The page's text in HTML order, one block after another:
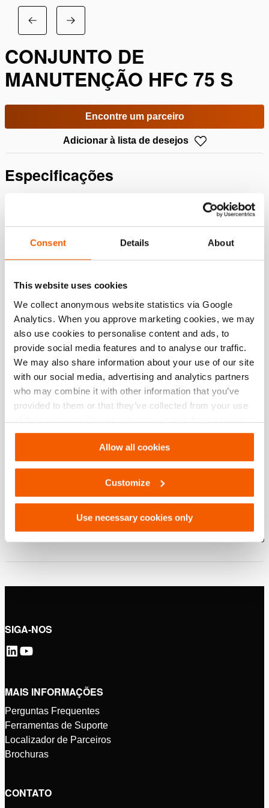
Consent Details About
This website uses cookies
We collect anonymous website statistics via Google
Analytics. When you approve marketing cookies, we may
also use cookies to personalise content and ads, to
provide social media features and to analyse our traffic.
We may also share information about your use of our site
with our social media, advertising and analytics partners
who may combine it with other information that you’ve
provided to them or that they’ve collected from your use
of their services. You can change your preferences via
Settings. See ourcookiestatement.
Allow all cookies
Customize
Use necessary cookies only
CONJUNTO DE
MANUTENÇÃO HFC 75 S
Encontre um parceiro
Adicionar à lista de desejos
Especificações
modelo HFC 75 S
Downloads
HFC 75 S, Folha de especificações, Carta
imperial
PDF134.4 KB
HFC 75 S, Folha de especificações, A4
Download
SIGA-NOS
MAIS INFORMAÇÕES
Perguntas Frequentes
Ferramentas de Suporte
Localizador de Parceiros
Brochuras
CONTATO